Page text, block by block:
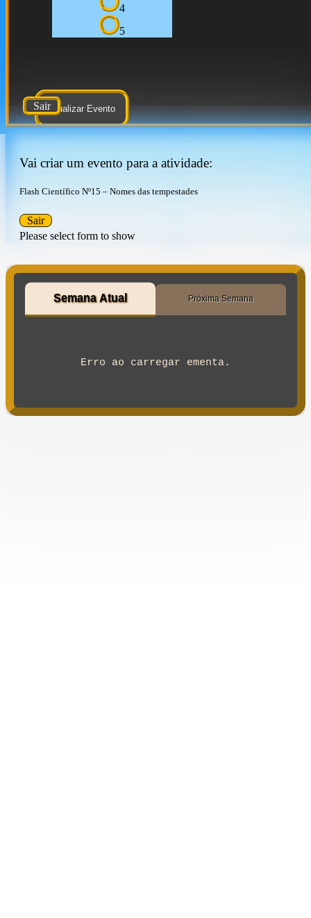
4
5
Atualizar Evento
Sair
Vai criar um evento para a atividade:
Flash Científico Nº15 – Nomes das tempestades
Please select form to show
Sair
Semana Atual Próxima Semana
Erro ao carregar ementa.